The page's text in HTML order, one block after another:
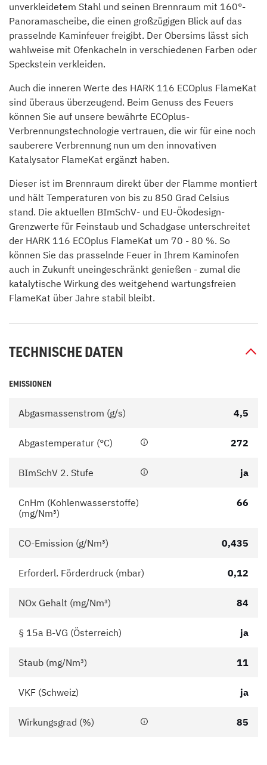
unverkleidetem Stahl und seinen Brennraum mit 160°-
Panoramascheibe, die einen großzügigen Blick auf das
prasselnde Kaminfeuer freigibt. Der Obersims lässt sich
wahlweise mit Ofenkacheln in verschiedenen Farben oder
Speckstein verkleiden.
Auch die inneren Werte des HARK 116 ECOplus FlameKat
sind überaus überzeugend. Beim Genuss des Feuers
können Sie auf unsere bewährte ECOplus-
Verbrennungstechnologie vertrauen, die wir für eine noch
sauberere Verbrennung nun um den innovativen
Katalysator FlameKat ergänzt haben.
Dieser ist im Brennraum direkt über der Flamme montiert
und hält Temperaturen von bis zu 850 Grad Celsius
stand. Die aktuellen BImSchV- und EU-Ökodesign-
Grenzwerte für Feinstaub und Schadgase unterschreitet
der HARK 116 ECOplus FlameKat um 70 - 80 %. So
können Sie das prasselnde Feuer in Ihrem Kaminofen
auch in Zukunft uneingeschränkt genießen - zumal die
katalytische Wirkung des weitgehend wartungsfreien
FlameKat über Jahre stabil bleibt.
TECHNISCHE DATEN
EMISSIONEN
Abgasmassenstrom (g/s) 4,5
Abgastemperatur (°C) 272
BImSchV 2. Stufe ja
CnHm (Kohlenwasserstoffe)
(mg/Nm³)
66
CO-Emission (g/Nm³) 0,435
Erforderl. Förderdruck (mbar) 0,12
NOx Gehalt (mg/Nm³) 84
§ 15a B-VG (Österreich) ja
Staub (mg/Nm³) 11
VKF (Schweiz) ja
Wirkungsgrad (%) 85